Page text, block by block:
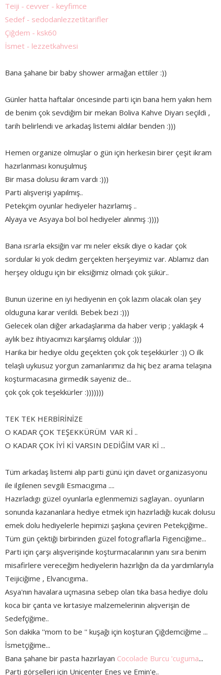
Teiji - cevver - keyfimce
Sedef - sedodanlezzetlitarifler
Çiğdem - ksk60
İsmet - lezzetkahvesi
Bana şahane bir baby shower armağan ettiler :))
Günler hatta haftalar öncesinde parti için bana hem yakın hem
de benim çok sevdiğim bir mekan Boliva Kahve Diyarı seçildi ,
tarih belirlendi ve arkadaş listemi aldılar benden :)))
Hemen organize olmuşlar o gün için herkesin birer çeşit ikram
hazırlanması konuşulmuş
Bir masa dolusu ikram vardı :)))
Parti alışverişi yapılmış..
Petekçim oyunlar hediyeler hazırlamış ..
Alyaya ve Asyaya bol bol hediyeler alınmış :))))
Bana ısrarla eksiğin var mı neler eksik diye o kadar çok
sordular ki yok dedim gerçekten herşeyimiz var. Ablamız dan
herşey oldugu için bir eksiğimiz olmadı çok şükür..
Bunun üzerine en iyi hediyenin en çok lazım olacak olan şey
olduguna karar verildi. Bebek bezi :)))
Gelecek olan diğer arkadaşlarıma da haber verip ; yaklaşık 4
aylık bez ihtiyacımızı karşılamış oldular :)))
Harika bir hediye oldu geçekten çok çok teşekkürler :)) O ilk
telaşlı uykusuz yorgun zamanlarımız da hiç bez arama telaşına
koşturmacasına girmedik sayeniz de...
çok çok çok teşekkürler :)))))))
TEK TEK HERBİRİNİZE
O KADAR ÇOK TEŞEKKÜRÜM VAR Kİ ..
O KADAR ÇOK İYİ Kİ VARSIN DEDİĞİM VAR Kİ ...
Tüm arkadaş listemi alıp parti günü için davet organizasyonu
ile ilgilenen sevgili Esmacıgıma ....
Hazırladıgı güzel oyunlarla eglenmemizi saglayan.. oyunların
sonunda kazananlara hediye etmek için hazırladığı kucak dolusu
emek dolu hediyelerle hepimizi şaşkına çeviren Petekçiğime..
Tüm gün çektiği birbirinden güzel fotograflarla Figenciğime...
Parti için çarşı alışverişinde koşturmacalarının yanı sıra benim
misafirlere vereceğim hediyelerin hazırlığın da da yardımlarıyla
Teijiciğime , Elvancıgıma..
Asya'nın havalara uçmasına sebep olan tıka basa hediye dolu
koca bir çanta ve kırtasiye malzemelerinin alışverişin de
Sedefçiğime..
Son dakika ''mom to be '' kuşağı için koşturan Çiğdemciğime ...
İsmetçiğime...
Bana şahane bir pasta hazırlayan Cocolade Burcu 'cuguma...
Parti görselleri için Unicenter Enes ve Emin'e..